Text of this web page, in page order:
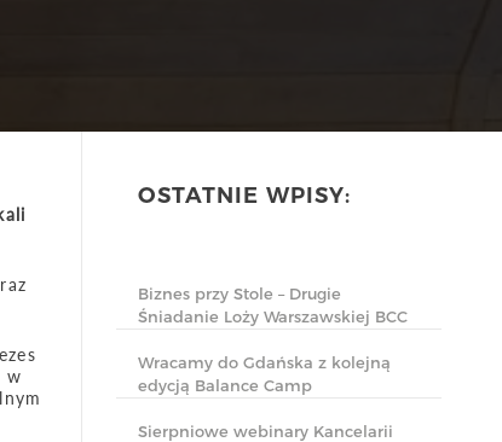
OSTATNIE WPISY:
Biznes przy Stole – Drugie
Śniadanie Loży Warszawskiej BCC
Wracamy do Gdańska z kolejną
edycją Balance Camp
Sierpniowe webinary Kancelarii
w